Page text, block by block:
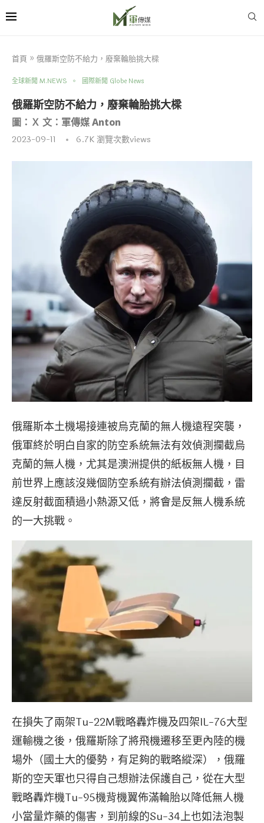
首頁 » 俄羅斯空防不給力，廢棄輪胎挑大樑
全球新聞 M.NEWS 國際新聞 Globe News
俄羅斯空防不給力，廢棄輪胎挑大樑
圖：Ｘ 文：軍傳媒 Anton
2023-09-11 6.7K瀏覽次數views
俄羅斯本土機場接連被烏克蘭的無人機遠程突襲，
俄軍終於明白自家的防空系統無法有效偵測攔截烏
克蘭的無人機，尤其是澳洲提供的紙板無人機，目
前世界上應該沒幾個防空系統有辦法偵測攔截，雷
達反射截面積過小熱源又低，將會是反無人機系統
的一大挑戰。
在損失了兩架Tu-22M戰略轟炸機及四架IL-76大型
運輸機之後，俄羅斯除了將飛機遷移至更內陸的機
場外（國土大的優勢，有足夠的戰略縱深），俄羅
斯的空天軍也只得自己想辦法保護自己，從在大型
戰略轟炸機Tu-95機背機翼佈滿輪胎以降低無人機
小當量炸藥的傷害，到前線的Su-34上也如法泡製